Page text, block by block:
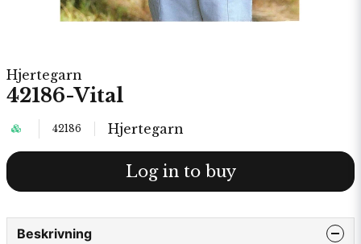
Hjertegarn
42186-Vital
42186 Hjertegarn
Log in to buy
Beskrivning